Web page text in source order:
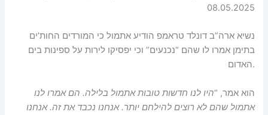
08.05.2025
נשיא ארה”ב דונלד טראמפ הודיע אתמול כי המורדים החות’ים
בתימן אמרו לו שהם “נכנעים” וכי יפסיקו לירות על ספינות בים
האדום.
הוא אמר, “היו לנו חדשות טובות אתמול בלילה. הם אמרו לנו
אתמול שהם לא רוצים להילחם יותר. אנחנו נכבד את זה. אנחנו